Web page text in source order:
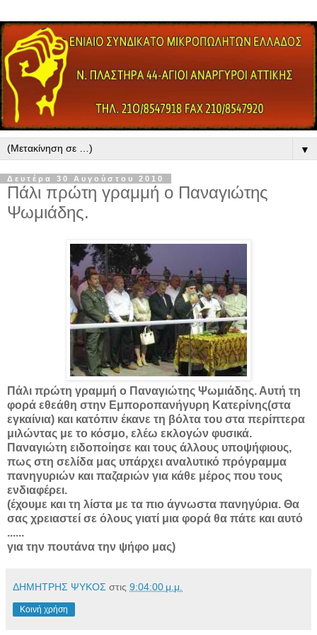
▼
Δευτέρα 30 Αυγούστου 2010
Πάλι πρώτη γραμμή ο Παναγιώτης
Ψωμιάδης.
Πάλι πρώτη γραμμή ο Παναγιώτης Ψωμιάδης. Αυτή τη
φορά εθεάθη στην Εμποροπανήγυρη Κατερίνης(στα
εγκαίνια) και κατόπιν έκανε τη βόλτα του στα περίπτερα
μιλώντας με το κόσμο, ελέω εκλογών φυσικά.
Παναγιώτη ειδοποίησε και τους άλλους υποψήφιους,
πως στη σελίδα μας υπάρχει αναλυτικό πρόγραμμα
πανηγυριών και παζαριών για κάθε μέρος που τους
ενδιαφέρει.
(έχουμε και τη λίστα με τα πιο άγνωστα πανηγύρια. Θα
σας χρειαστεί σε όλους γιατί μια φορά θα πάτε και αυτό
......
για την πουτάνα την ψήφο μας)
ΔΗΜΗΤΡΗΣ ΨΥΚΟΣ στις 9:04:00 μ.μ.
Κοινή χρήση